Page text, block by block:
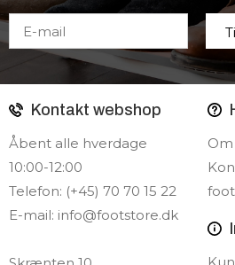
Kontakt webshop
Åbent alle hverdage
10:00-12:00
Telefon: (+45) 70 70 15 22
E-mail: info@footstore.dk